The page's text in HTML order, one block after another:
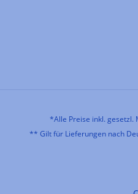
*Alle Preise inkl. gesetzl.
** Gilt für Lieferungen nach